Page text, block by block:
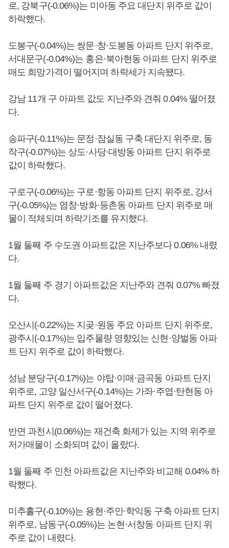
로, 강북구(-0.06%)는 미아동 주요 대단지 위주로 값이
하락했다.
도봉구(-0.04%)는 쌍문·창·도봉동 아파트 단지 위주로,
서대문구(-0.04%)는 홍은·북아현동 아파트 단지 위주로
매도 희망가격이 떨어지며 하락세가 지속됐다.
강남 11개 구 아파트 값도 지난주와 견줘 0.04% 떨어졌
다.
송파구(-0.11%)는 문정·잠실동 구축 대단지 위주로, 동
작구(-0.07%)는 상도·사당·대방동 아파트 단지 위주로
값이 하락했다.
구로구(-0.06%)는 구로·항동 아파트 단지 위주로, 강서
구(-0.05%)는 염창·방화·등촌동 아파트 단지 위주로 매
물이 적체되며 하락기조를 유지했다.
1월 둘째 주 수도권 아파트값은 지난주보다 0.06% 내렸
다.
1월 둘째 주 경기 아파트값은 지난주와 견줘 0.07% 빠졌
다.
오산시(-0.22%)는 지곶·원동 주요 아파트 단지 위주로,
광주시(-0.17%)는 입주물량 영향있는 신현·양벌동 아파
트 단지 위주로 값이 하락했다.
성남 분당구(-0.17%)는 야탑·이매·금곡동 아파트 단지
위주로, 고양 일산서구(-0.14%)는 가좌·주엽·탄현동 아
파트 단지 위주로 값이 떨어졌다.
반면 과천시(0.06%)는 재건축 화제가 있는 지역 위주로
저가매물이 소화되며 값이 올랐다.
1월 둘째 주 인천 아파트값은 지난주와 비교해 0.04% 하
락했다.
미추홀구(-0.10%)는 용현·주안·학익동 구축 아파트 단지
위주로, 남동구(-0.05%)는 논현·서창동 아파트 단지 위
주로 값이 내렸다.